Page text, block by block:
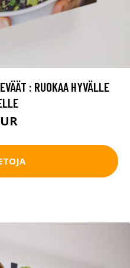
: RUOKAA HYVÄLLE